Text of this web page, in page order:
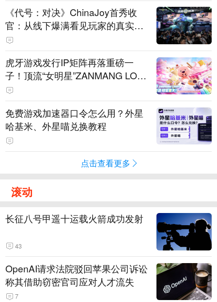
《代号：对决》ChinaJoy首秀收
官：从线下爆满看见玩家的真实期
待
虎牙游戏发行IP矩阵再落重磅一
子！顶流“女明星”ZANMANG LOO
PY 正版3D消除手游《消消奇遇》
惊喜曝光
免费游戏加速器口令怎么用？外星
哈基米、外星喵兑换教程
点击查看更多
滚动
长征八号甲遥十运载火箭成功发射
43
OpenAI请求法院驳回苹果公司诉讼
称其借助窃密官司应对人才流失
7